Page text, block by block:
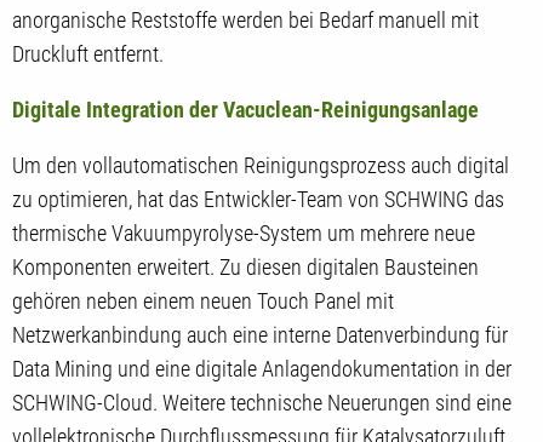
anorganische Reststoffe werden bei Bedarf manuell mit
Druckluft entfernt.
Digitale Integration der Vacuclean-Reinigungsanlage
Um den vollautomatischen Reinigungsprozess auch digital
zu optimieren, hat das Entwickler-Team von SCHWING das
thermische Vakuumpyrolyse-System um mehrere neue
Komponenten erweitert. Zu diesen digitalen Bausteinen
gehören neben einem neuen Touch Panel mit
Netzwerkanbindung auch eine interne Datenverbindung für
Data Mining und eine digitale Anlagendokumentation in der
SCHWING-Cloud. Weitere technische Neuerungen sind eine
vollelektronische Durchflussmessung für Katalysatorzuluft,